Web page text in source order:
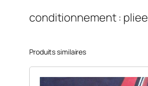
conditionnement : pliee
Produits similaires